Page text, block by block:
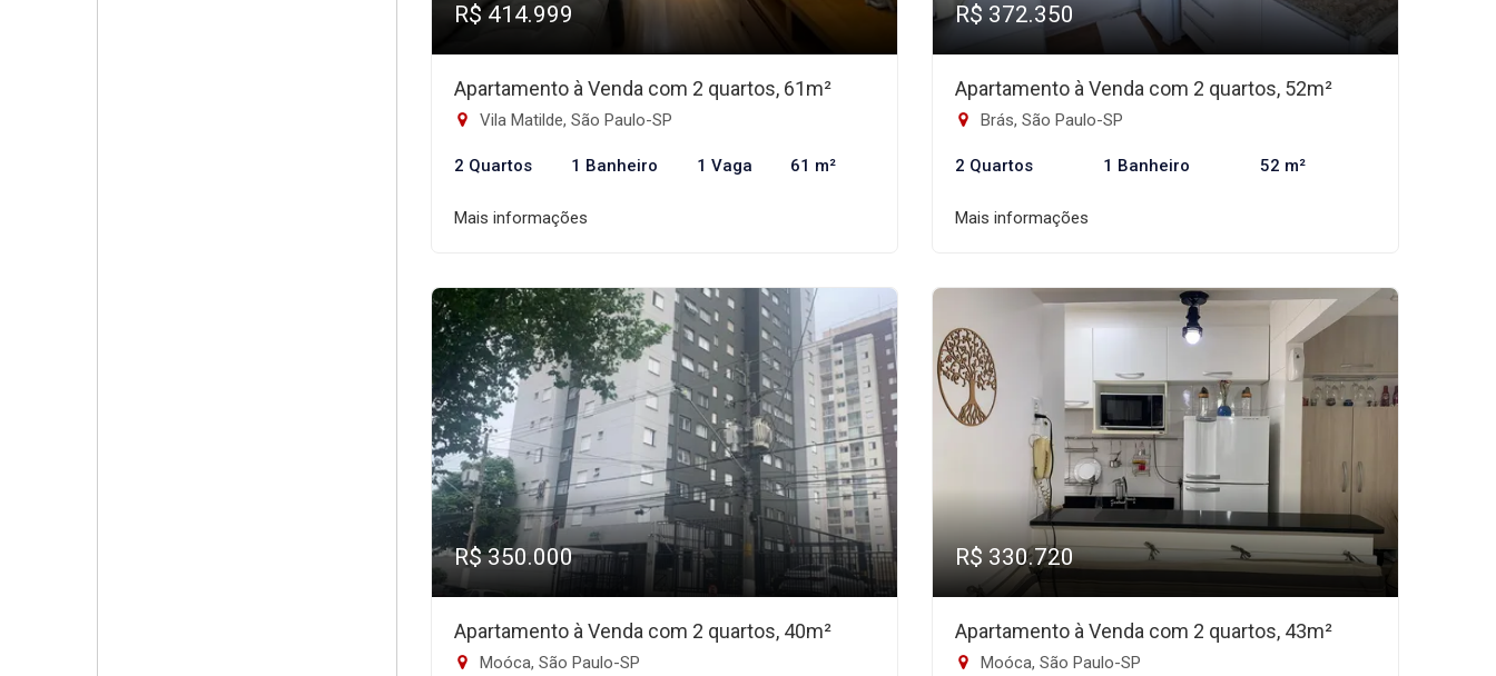
R$ 414.999
Apartamento à Venda com 2 quartos, 61m²
Vila Matilde, São Paulo-SP
2 Quartos 1 Banheiro 1 Vaga 61 m²
Mais informações
R$ 372.350
Apartamento à Venda com 2 quartos, 52m²
Brás, São Paulo-SP
2 Quartos 1 Banheiro 52 m²
Mais informações
R$ 350.000
Apartamento à Venda com 2 quartos, 40m²
Moóca, São Paulo-SP
R$ 330.720
Apartamento à Venda com 2 quartos, 43m²
Moóca, São Paulo-SP